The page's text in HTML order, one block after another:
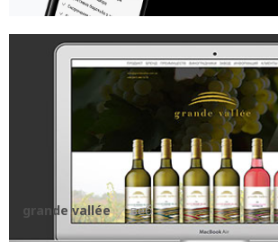
grande vallée веб